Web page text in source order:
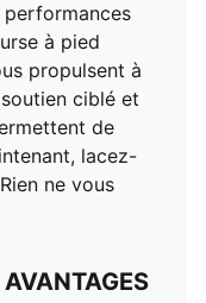
à pied
propulsent à
ciblé et
de
lacez-
ne vous